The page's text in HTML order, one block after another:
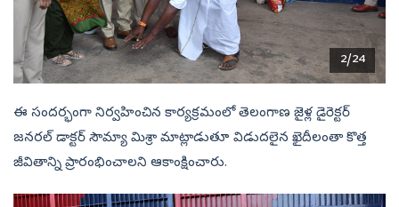
2/24
ఈ సందర్భంగా నిర్వహించిన కార్యక్రమంలో తెలంగాణ జైళ్ల డైరెక్టర్‌
జనరల్‌ డాక్టర్‌ సౌమ్యా మిశ్రా మాట్లాడుతూ విడుదలైన ఖైదీలంతా కొత్త
జీవితాన్ని ప్రారంభించాలని ఆకాంక్షించారు.